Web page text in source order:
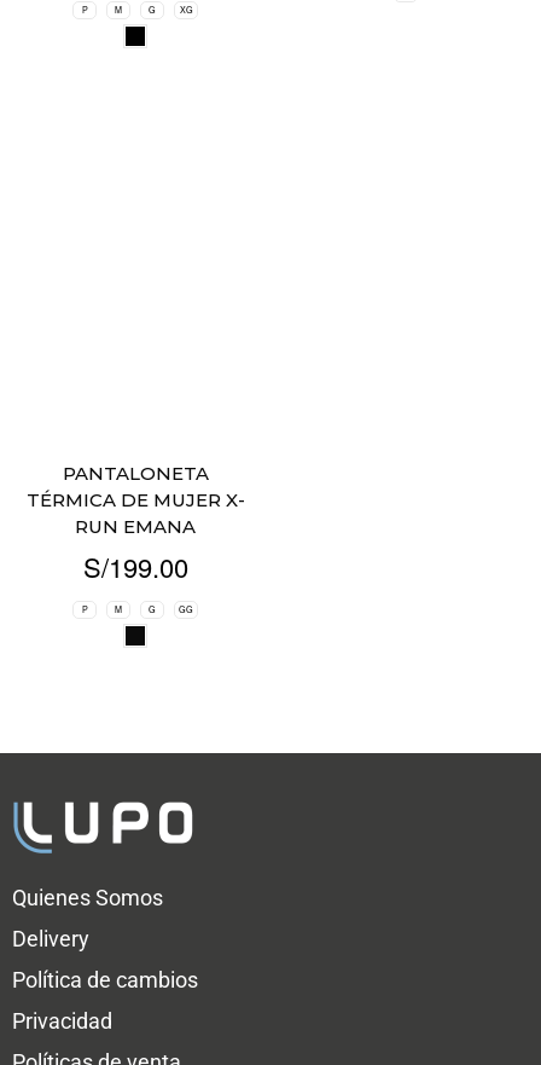
P M G XG
PANTALONETA
TÉRMICA DE MUJER X-
RUN EMANA
S/199.00
P M G GG
Quienes Somos
Delivery
Política de cambios
Privacidad